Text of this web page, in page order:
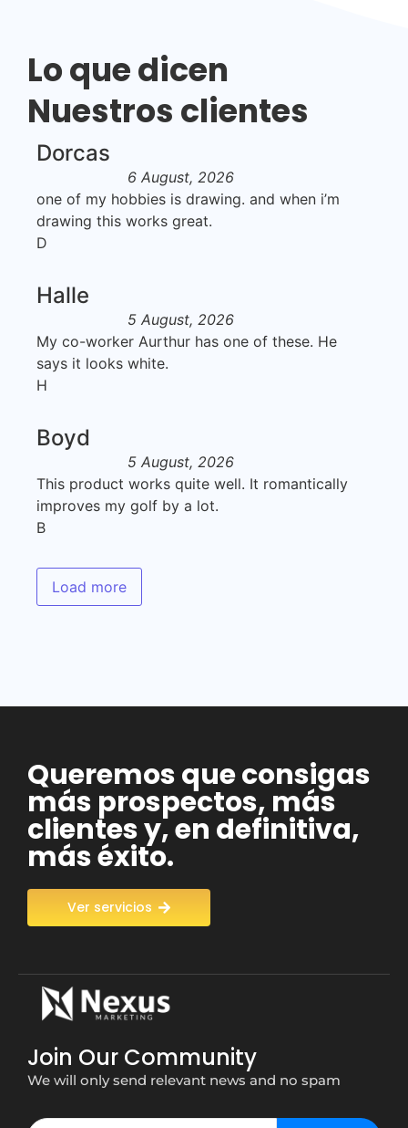
Lo que dicen
Nuestros clientes
Dorcas
6 August, 2026
one of my hobbies is drawing. and when i’m
drawing this works great.
D
Halle
5 August, 2026
My co-worker Aurthur has one of these. He
says it looks white.
H
Boyd
5 August, 2026
This product works quite well. It romantically
improves my golf by a lot.
B
Load more
Queremos que consigas
más prospectos, más
clientes y, en definitiva,
más éxito.
Ver servicios
Join Our Community
We will only send relevant news and no spam